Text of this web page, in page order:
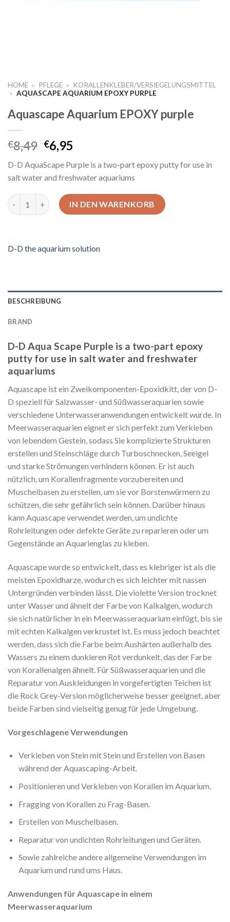
HOME » PFLEGE »
KORALLENKLEBER/VERSIEGELUNGSMITTEL
» AQUASCAPE AQUARIUM EPOXY PURPLE
Aquascape Aquarium EPOXY purple
€8,49 Original
price
was:
€8,49.
€6,95
is:
€6,95.
D-D AquaScape Purple is a two-part epoxy putty for use in
salt water and freshwater aquariums
Aquascape Aquarium EPOXY purple Menge
IN DEN WARENKORB
D-D the aquarium solution
BESCHREIBUNG
BRAND
D-D Aqua Scape Purple is a two-part epoxy
putty for use in salt water and freshwater
aquariums
Aquascape ist ein Zweikomponenten-Epoxidkitt, der von D-
D speziell für Salzwasser- und Süßwasseraquarien sowie
verschiedene Unterwasseranwendungen entwickelt wurde. In
Meerwasseraquarien eignet er sich perfekt zum Verkleben
von lebendem Gestein, sodass Sie komplizierte Strukturen
erstellen und Steinschläge durch Turboschnecken, Seeigel
und starke Strömungen verhindern können. Er ist auch
nützlich, um Korallenfragmente vorzubereiten und
Muschelbasen zu erstellen, um sie vor Borstenwürmern zu
schützen, die sehr gefährlich sein können. Darüber hinaus
kann Aquascape verwendet werden, um undichte
Rohrleitungen oder defekte Geräte zu reparieren oder um
Gegenstände an Aquarienglas zu kleben.
Aquascape wurde so entwickelt, dass es klebriger ist als die
meisten Epoxidharze, wodurch es sich leichter mit nassen
Untergründen verbinden lässt. Die violette Version trocknet
unter Wasser und ähnelt der Farbe von Kalkalgen, wodurch
sie sich natürlicher in ein Meerwasseraquarium einfügt, bis sie
mit echten Kalkalgen verkrustet ist. Es muss jedoch beachtet
werden, dass sich die Farbe beim Aushärten außerhalb des
Wassers zu einem dunkleren Rot verdunkelt, das der Farbe
von Korallenalgen ähnelt. Für Süßwasseraquarien und die
Reparatur von Auskleidungen in vorgefertigten Teichen ist
die Rock Grey-Version möglicherweise besser geeignet, aber
beide Farben sind vielseitig genug für jede Umgebung.
Vorgeschlagene Verwendungen
Verkleben von Stein mit Stein und Erstellen von Basen
während der Aquascaping-Arbeit.
Positionieren und Verkleben von Korallen im Aquarium.
Fragging von Korallen zu Frag-Basen.
Erstellen von Muschelbasen.
Reparatur von undichten Rohrleitungen und Geräten.
Sowie zahlreiche andere allgemeine Verwendungen im
Aquarium und rund ums Haus.
Anwendungen für Aquascape in einem
Meerwasseraquarium